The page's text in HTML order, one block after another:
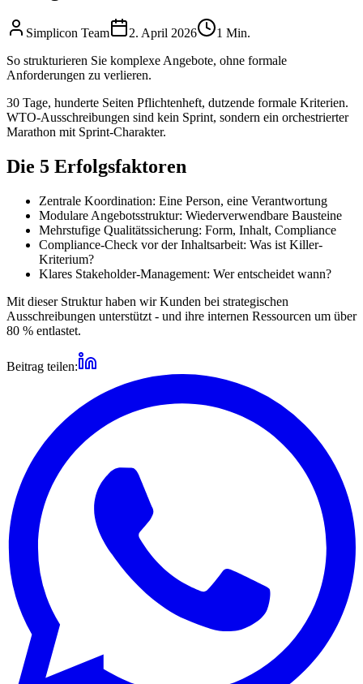
Simplicon Team 2. April 2026
1 Min.
So strukturieren Sie komplexe Angebote, ohne formale
Anforderungen zu verlieren.
30 Tage, hunderte Seiten Pflichtenheft, dutzende formale Kriterien.
WTO-Ausschreibungen sind kein Sprint, sondern ein orchestrierter
Marathon mit Sprint-Charakter.
Die 5 Erfolgsfaktoren
Zentrale Koordination: Eine Person, eine Verantwortung
Modulare Angebotsstruktur: Wiederverwendbare Bausteine
Mehrstufige Qualitätssicherung: Form, Inhalt, Compliance
Compliance-Check vor der Inhaltsarbeit: Was ist Killer-
Kriterium?
Klares Stakeholder-Management: Wer entscheidet wann?
Mit dieser Struktur haben wir Kunden bei strategischen
Ausschreibungen unterstützt - und ihre internen Ressourcen um über
80 % entlastet.
Beitrag teilen: